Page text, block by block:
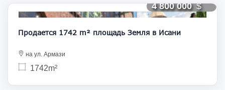
4 800 000
Продается 1742 m² площадь Земля в Исани
на ул. Армази
1742m²